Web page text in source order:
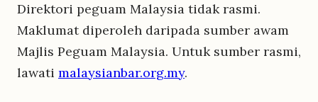
Direktori peguam Malaysia tidak rasmi.
Maklumat diperoleh daripada sumber awam
Majlis Peguam Malaysia. Untuk sumber rasmi,
lawati malaysianbar.org.my.